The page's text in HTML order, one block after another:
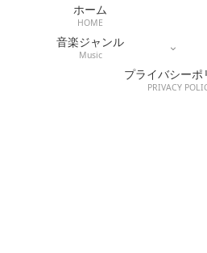
ホーム
HOME
音楽ジャンル
Music
プライバシーポ
PRIVACY